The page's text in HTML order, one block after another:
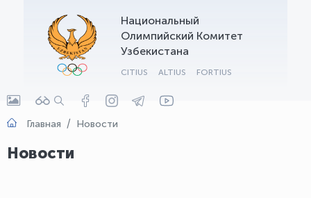
Национальный
Олимпийский Комитет
Узбекистана
CITIUS ALTIUS FORTIUS
Главная Новости
Новости
OLYMPCHIK AI - yordamchi
Онлайн · olympic.uz